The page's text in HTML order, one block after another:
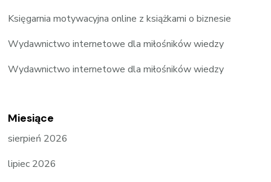
Księgarnia motywacyjna online z książkami o biznesie
Wydawnictwo internetowe dla miłośników wiedzy
Wydawnictwo internetowe dla miłośników wiedzy
Miesiące
sierpień 2026
lipiec 2026